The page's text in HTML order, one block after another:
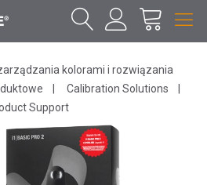
kolorami i rozwiązania
Calibration Solutions
Support